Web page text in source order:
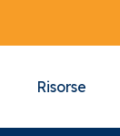
Risorse